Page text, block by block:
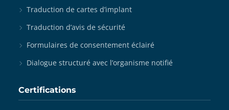
Traduction de cartes d’implant
Traduction d’avis de sécurité
Formulaires de consentement éclairé
Dialogue structuré avec l’organisme notifié
Certifications